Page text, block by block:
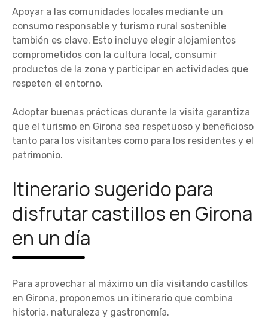
Apoyar a las comunidades locales mediante un
consumo responsable y turismo rural sostenible
también es clave. Esto incluye elegir alojamientos
comprometidos con la cultura local, consumir
productos de la zona y participar en actividades que
respeten el entorno.
Adoptar buenas prácticas durante la visita garantiza
que el turismo en Girona sea respetuoso y beneficioso
tanto para los visitantes como para los residentes y el
patrimonio.
Itinerario sugerido para
disfrutar castillos en Girona
en un día
Para aprovechar al máximo un día visitando castillos
en Girona, proponemos un itinerario que combina
historia, naturaleza y gastronomía.